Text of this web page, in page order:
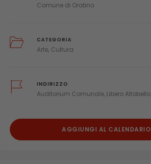
Comune di Oratino
CATEGORIA
Arte Cultura
INDIRIZZO
Auditorium Comunale, Libero Altobello
AGGIUNGI AL CALENDARIO